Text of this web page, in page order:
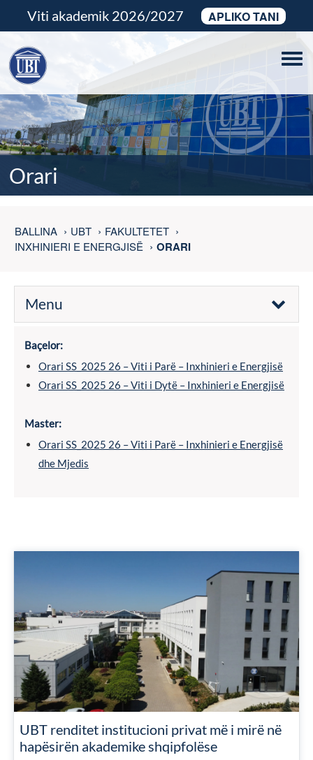
Viti akademik 2026/2027 APLIKO TANI
Orari
BALLINA UBT
FAKULTETET
INXHINIERI E ENERGJISË
ORARI
Menu
Baçelor:
Orari SS_2025 26 – Viti i Parë – Inxhinieri e Energjisë
Orari SS_2025 26 – Viti i Dytë – Inxhinieri e Energjisë
Master:
Orari SS_2025 26 – Viti i Parë – Inxhinieri e Energjisë
dhe Mjedis
UBT renditet institucioni privat më i mirë në
hapësirën akademike shqipfolëse